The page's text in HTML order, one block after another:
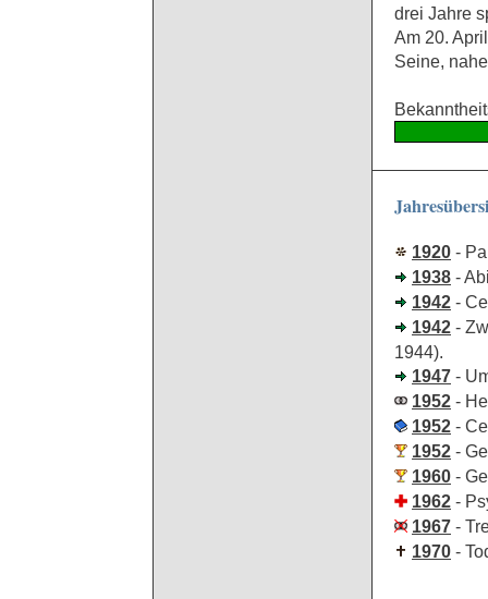
drei Jahre
Am 20.
Seine,
1920 -
1938 -
1942 -
1942 -
1944).
1947 -
1952 -
1952 -
1952 -
1960 -
1962 -
1967 -
1970 -